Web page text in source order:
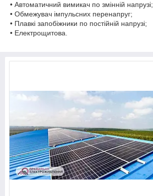
• Автоматичний вимикач по змінній напрузі;
• Обмежувач імпульсних перенапруг;
• Плавкі запобіжники по постійній напрузі;
• Електрощитова.